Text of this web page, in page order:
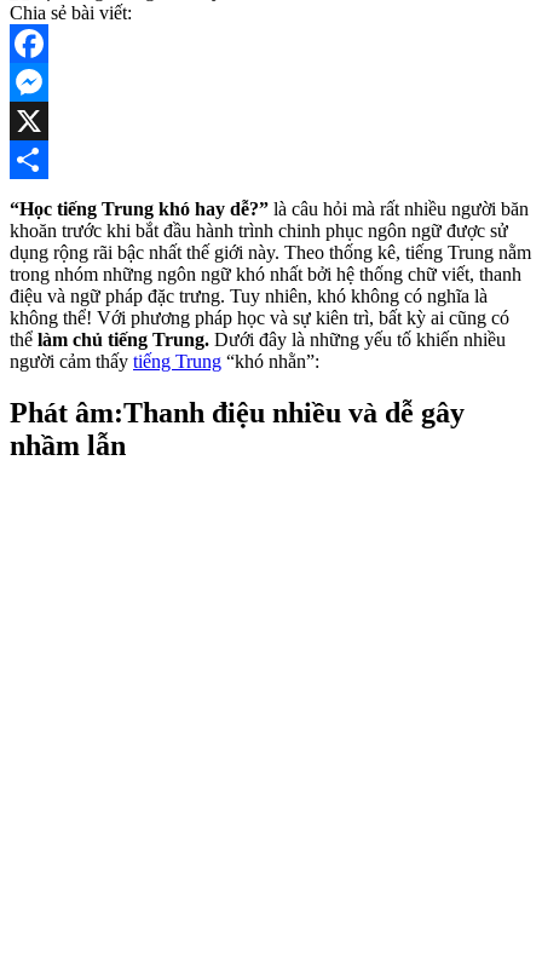
Chia sẻ bài viết:
Facebook
Messenger
X
Share
“Học tiếng Trung khó hay dễ?” là câu hỏi mà rất nhiều người băn
khoăn trước khi bắt đầu hành trình chinh phục ngôn ngữ được sử
dụng rộng rãi bậc nhất thế giới này. Theo thống kê, tiếng Trung nằm
trong nhóm những ngôn ngữ khó nhất bởi hệ thống chữ viết, thanh
điệu và ngữ pháp đặc trưng. Tuy nhiên, khó không có nghĩa là
không thể! Với phương pháp học và sự kiên trì, bất kỳ ai cũng có
thể làm chủ tiếng Trung. Dưới đây là những yếu tố khiến nhiều
người cảm thấy tiếng Trung “khó nhằn”:
Phát âm:Thanh điệu nhiều và dễ gây
nhầm lẫn